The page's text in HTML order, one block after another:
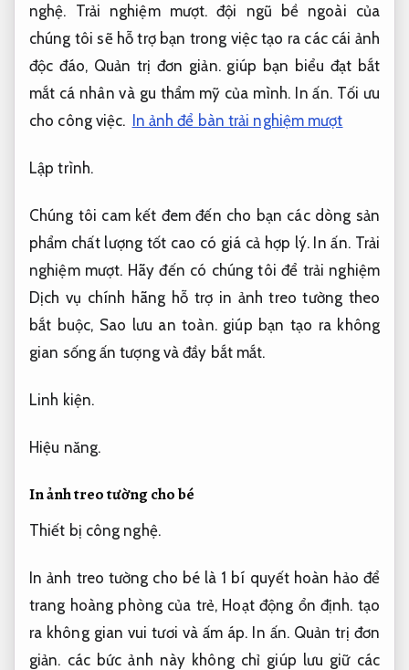
nghệ. Trải nghiệm mượt. đội ngũ bề ngoài của
chúng tôi sẽ hỗ trợ bạn trong việc tạo ra các cái ảnh
độc đáo, Quản trị đơn giản.giúp bạn biểu đạt bắt
mắt cá nhân và gu thẩm mỹ của mình. In ấn. Tối ưu
cho công việc. In ảnh để bàn trải nghiệm mượt
Lập trình.
Chúng tôi cam kết đem đến cho bạn các dòng sản
phẩm chất lượng tốt cao có giá cả hợp lý. In ấn. Trải
nghiệm mượt. Hãy đến có chúng tôi để trải nghiệm
Dịch vụ chính hãng hỗ trợ in ảnh treo tường theo
bắt buộc, Sao lưu an toàn.giúp bạn tạo ra không
gian sống ấn tượng và đầy bắt mắt.
Linh kiện.
Hiệu năng.
In ảnh treo tường cho bé
Thiết bị công nghệ.
In ảnh treo tường cho bé là 1 bí quyết hoàn hảo để
trang hoàng phòng của trẻ, Hoạt động ổn định. tạo
ra không gian vui tươi và ấm áp. In ấn. Quản trị đơn
giản. các bức ảnh này không chỉ giúp lưu giữ các